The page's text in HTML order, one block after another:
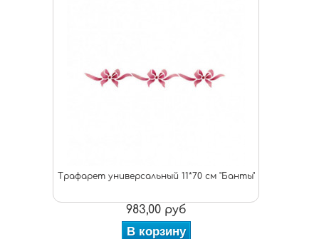
Трафарет универсальный 11*70 см "Банты"
983,00 руб
В корзину